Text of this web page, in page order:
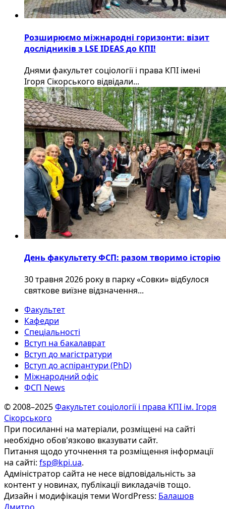
Розширюємо міжнародні горизонти: візит
дослідників з LSE IDEAS до КПІ!
Днями факультет соціології і права КПІ імені
Ігоря Сікорського відвідали...
День факультету ФСП: разом творимо історію
30 травня 2026 року в парку «Совки» відбулося
святкове виїзне відзначення...
Факультет
Кафедри
Спеціальності
Вступ на бакалаврат
Вступ до магістратури
Вступ до аспірантури (PhD)
Міжнародний офіс
ФСП News
© 2008–2025Факультет соціології і права КПІ ім. Ігоря
Сікорського
При посиланні на матеріали, розміщені на сайті
необхідно обов'язково вказувати сайт.
Питання щодо уточнення та розміщення інформації
на сайті: fsp@kpi.ua.
Адміністратор сайта не несе відповідальність за
контент у новинах, публікації викладачів тощо.
Дизайн і модифікація теми WordPress: Балашов